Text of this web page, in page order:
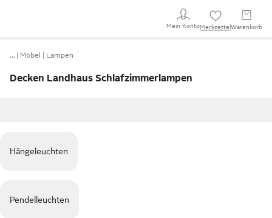
Mein KontoMerkzettel Warenkorb
… Möbel Lampen
Decken Landhaus Schlafzimmerlampen
Hängeleuchten
Pendelleuchten